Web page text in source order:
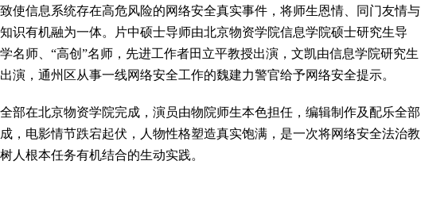
使信息系统存在高危风险的网络安全真实事件，将师生恩情、同门友情与
识有机融为一体。片中硕士导师由北京物资学院信息学院硕士研究生导
名师、“高创”名师，先进工作者田立平教授出演，文凯由信息学院研究生
演，通州区从事一线网络安全工作的魏建力警官给予网络安全提示。
部在北京物资学院完成，演员由物院师生本色担任，编辑制作及配乐全部
，电影情节跌宕起伏，人物性格塑造真实饱满，是一次将网络安全法治教
人根本任务有机结合的生动实践。